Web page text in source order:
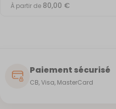
À partir de 80,00 €
Paiement sécurisé
CB, Visa, MasterCard